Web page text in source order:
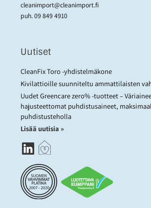
cleanimport@cleanimport.fi
puh.09 849 4910
Uutiset
CleanFix Toro -yhdistelmäkone
Kivilattioille suunniteltu ammattilaisten
Uudet Greencare zero% -tuotteet –
hajusteettomat puhdistusaineet,
puhdistusteholla
Lisää uutisia »